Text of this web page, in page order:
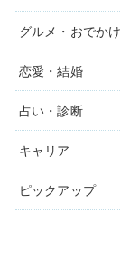
グルメ・おでかけ
恋愛・結婚
占い・診断
キャリア
ピックアップ